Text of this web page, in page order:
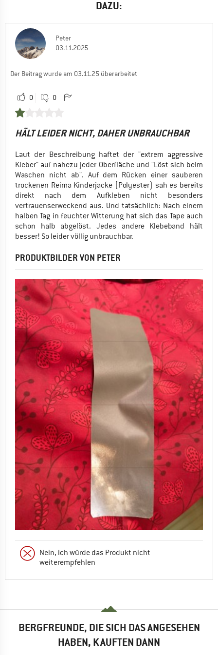
DAZU:
Peter
03.11.2025
Der Beitrag wurde am 03.11.25 überarbeitet
0 0
HÄLT LEIDER NICHT, DAHER UNBRAUCHBAR
Laut der Beschreibung haftet der "extrem aggressive
Kleber" auf nahezu jeder Oberfläche und "Löst sich beim
Waschen nicht ab". Auf dem Rücken einer sauberen
trockenen Reima Kinderjacke (Polyester) sah es bereits
direkt nach dem Aufkleben nicht besonders
vertrauenserweckend aus. Und tatsächlich: Nach einem
halben Tag in feuchter Witterung hat sich das Tape auch
schon halb abgelöst. Jedes andere Klebeband hält
besser! So leider völlig unbrauchbar.
PRODUKTBILDER VON PETER
Nein, ich würde das Produkt nicht
weiterempfehlen
BERGFREUNDE, DIE SICH DAS ANGESEHEN
HABEN, KAUFTEN DANN